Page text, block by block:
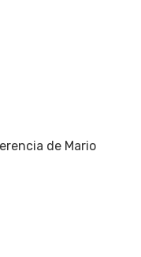
de Mario